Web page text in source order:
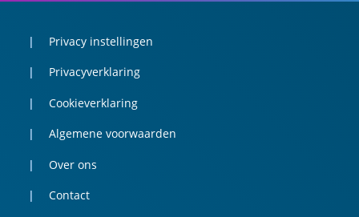
Privacy instellingen
Privacyverklaring
Cookieverklaring
Algemene voorwaarden
Over ons
Contact